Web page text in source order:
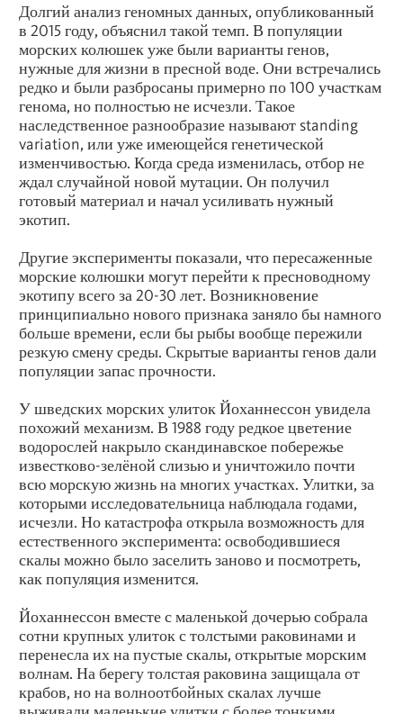
Долгий анализ геномных данных, опубликованный
в 2015 году, объяснил такой темп. В популяции
морских колюшек уже были варианты генов,
нужные для жизни в пресной воде. Они встречались
редко и были разбросаны примерно по 100 участкам
генома, но полностью не исчезли. Такое
наследственное разнообразие называют standing
variation, или уже имеющейся генетической
изменчивостью. Когда среда изменилась, отбор не
ждал случайной новой мутации. Он получил
готовый материал и начал усиливать нужный
экотип.
Другие эксперименты показали, что пересаженные
морские колюшки могут перейти к пресноводному
экотипу всего за 20-30 лет. Возникновение
принципиально нового признака заняло бы намного
больше времени, если бы рыбы вообще пережили
резкую смену среды. Скрытые варианты генов дали
популяции запас прочности.
У шведских морских улиток Йоханнессон увидела
похожий механизм. В 1988 году редкое цветение
водорослей накрыло скандинавское побережье
известково-зелёной слизью и уничтожило почти
всю морскую жизнь на многих участках. Улитки, за
которыми исследовательница наблюдала годами,
исчезли. Но катастрофа открыла возможность для
естественного эксперимента: освободившиеся
скалы можно было заселить заново и посмотреть,
как популяция изменится.
Йоханнессон вместе с маленькой дочерью собрала
сотни крупных улиток с толстыми раковинами и
перенесла их на пустые скалы, открытые морским
волнам. На берегу толстая раковина защищала от
крабов, но на волноотбойных скалах лучше